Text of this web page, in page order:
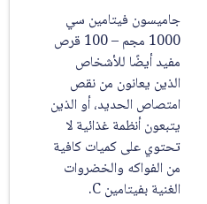
جاميسون فيتامين سي
1000 مجم – 100 قرص
مفيد أيضًا للأشخاص
الذين يعانون من نقص
امتصاص الحديد، أو الذين
يتبعون أنظمة غذائية لا
تحتوي على كميات كافية
من الفواكه والخضروات
الغنية بفيتامين C.